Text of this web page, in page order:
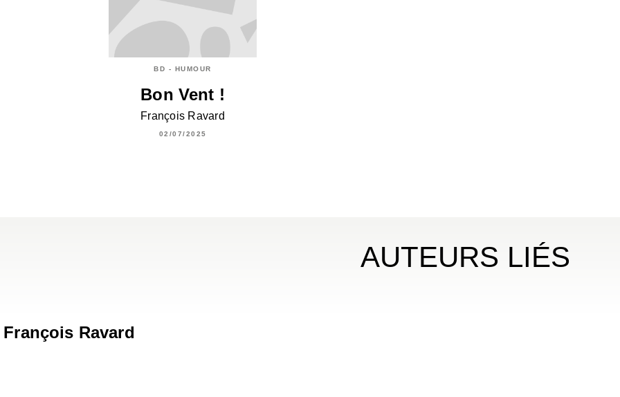
BD - HUMOUR
Bon Vent !
François Ravard
02/07/2025
AUTEURS LIÉS
François Ravard